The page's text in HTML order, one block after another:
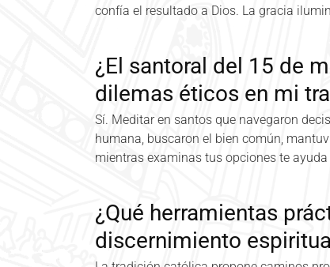
confía el resultado a Dios. La gracia
¿El santoral del 15 de
dilemas éticos en mi
Sí. Meditar en santos que navegaron
humana, buscaron el bien común,
mientras examinas tus opciones te
¿Qué herramientas
discernimiento